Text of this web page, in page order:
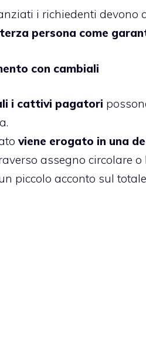
i richiedenti devono
terza persona come
con cambiali
i cattivi pagatori
viene erogato in una
assegno circolare
piccolo acconto sul